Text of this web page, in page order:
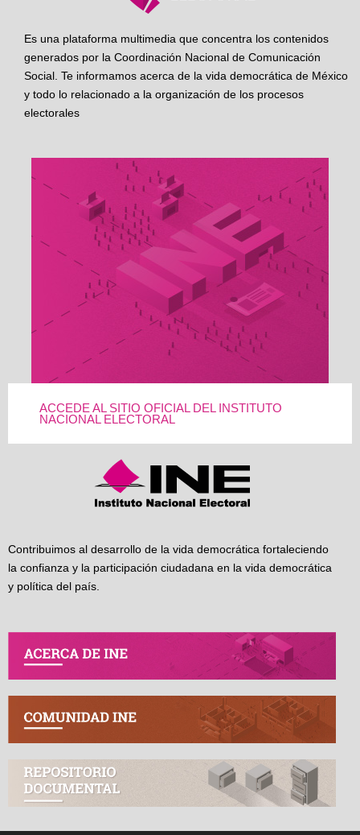
Es una plataforma multimedia que concentra los contenidos
generados por la Coordinación Nacional de Comunicación
Social. Te informamos acerca de la vida democrática de México
y todo lo relacionado a la organización de los procesos
electorales
ACCEDE AL SITIO OFICIAL DEL INSTITUTO
NACIONAL ELECTORAL
Contribuimos al desarrollo de la vida democrática fortaleciendo
la confianza y la participación ciudadana en la vida democrática
y política del país.